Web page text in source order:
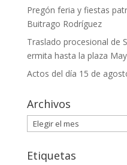
Pregón feria y fiestas
Buitrago Rodríguez
Traslado procesional de
ermita hasta la plaza
Actos del día 15 de
Archivos
Archivos
Etiquetas